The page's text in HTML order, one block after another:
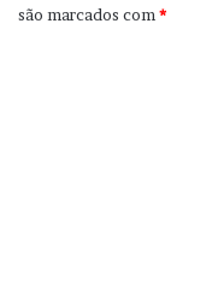
são marcados com*